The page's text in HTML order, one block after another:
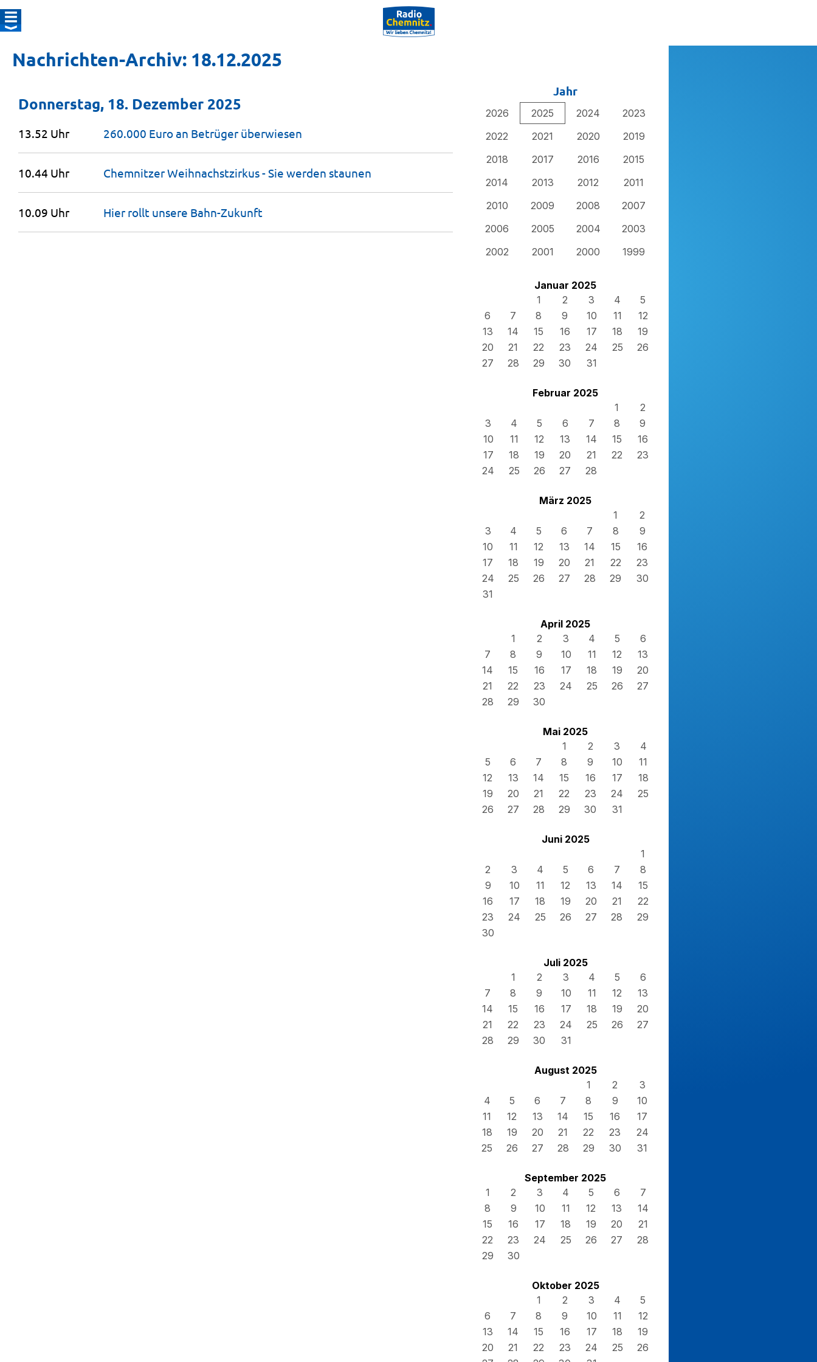
Nachrichten-Archiv: 18.12.2025
Jahr
2026 2025 2024
2023
2022
2021 2020
2019
2018
2017 2016
2015
2014
2013 2012
2011
2010
2009 2008
2007
2006
2005 2004
2003
2002
2001 2000 1999
Januar 2025
1
2 3 4
5
6
7 8 9 10 11
12
13
14 15 16 17 18
19
20
21 22 23 24 25
26
27
28 29 30 31
Februar 2025
1
2
3
4 5 6 7 8
9
10
11 12 13 14 15
16
17
18 19 20 21 22
23
24
25 26 27 28
März 2025
1
2
3
4 5 6 7 8
9
10
11 12 13 14 15
16
17
18 19 20 21 22
23
24
25 26 27 28 29
30
31
April 2025
1
2 3 4 5
6
7
8 9 10 11 12
13
14
15 16 17 18 19
20
21
22 23 24 25 26
27
28
29 30
Mai 2025
1
2 3
4
5
6 7 8 9 10
11
12
13 14 15 16 17
18
19
20 21 22 23 24
25
26
27 28 29 30 31
Juni 2025
1
2
3 4 5 6 7
8
9
10 11 12 13 14
15
16
17 18 19 20 21
22
23
24 25 26 27 28
29
30
Juli 2025
1
2 3 4 5
6
7
8 9 10 11 12
13
14
15 16 17 18 19
20
21
22 23 24 25 26
27
28
29 30 31
August 2025
1
2
3
4
5 6 7 8 9
10
11
12 13 14 15 16
17
18
19 20 21 22 23
24
25
26 27 28 29 30 31
September 2025
1
2 3 4 5 6
7
8
9 10 11 12 13
14
15
16 17 18 19 20
21
22
23 24 25 26 27
28
29
30
Oktober 2025
1
2 3 4
5
6
7 8 9 10 11
12
13
14 15 16 17 18
19
20
21 22 23 24 25
26
Donnerstag, 18. Dezember 2025
13.52 Uhr 260.000 Euro an Betrüger überwiesen
10.44 Uhr Chemnitzer Weihnachstzirkus - Sie werden staunen
10.09 Uhr Hier rollt unsere Bahn-Zukunft